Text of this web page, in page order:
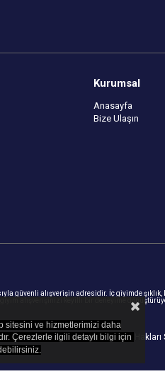
Kurumsal
Anasayfa
Bize Ulaşın
güvenli alışverişin adresidir. İç giyimde
giyim alışverişinizi keyifli bir deneyime
2023camasircimshop.com- Tüm Hakları
sitesini ve hizmetlerimizi daha
Çerezlerle ilgili detaylı bilgi için